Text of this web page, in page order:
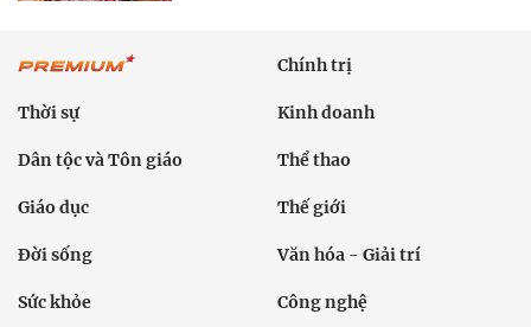
Chính trị
Thời sự Kinh doanh
Dân tộc và Tôn giáo Thể thao
Giáo dục Thế giới
Đời sống Văn hóa - Giải trí
Sức khỏe Công nghệ